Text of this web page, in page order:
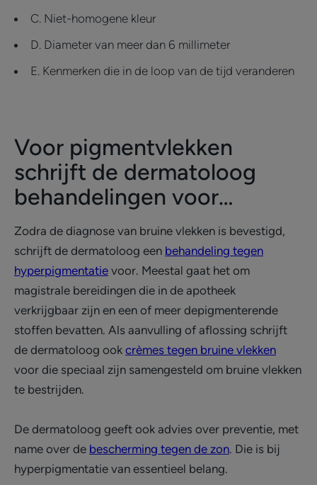
C. Niet-homogene kleur
D. Diameter van meer dan 6 millimeter
E. Kenmerken die in de loop van de tijd veranderen
Voor pigmentvlekken
schrijft de dermatoloog
behandelingen voor…
Zodra de diagnose van bruine vlekken is bevestigd,
schrijft de dermatoloog een behandeling tegen
hyperpigmentatie voor. Meestal gaat het om
magistrale bereidingen die in de apotheek
verkrijgbaar zijn en een of meer depigmenterende
stoffen bevatten. Als aanvulling of aflossing schrijft
de dermatoloog ook crèmes tegen bruine vlekken
voor die speciaal zijn samengesteld om bruine vlekken
te bestrijden.
De dermatoloog geeft ook advies over preventie, met
name over de bescherming tegen de zon. Die is bij
hyperpigmentatie van essentieel belang.